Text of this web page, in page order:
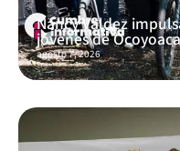
Nancy Valdez
jóvenes de
agosto 7, 2026